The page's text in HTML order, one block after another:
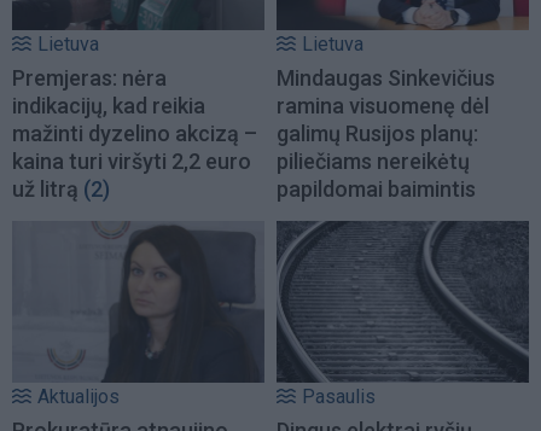
Lietuva
Premjeras: nėra
indikacijų, kad reikia
mažinti dyzelino akcizą –
kaina turi viršyti 2,2 euro
už litrą (2)
Lietuva
Mindaugas Sinkevičius
ramina visuomenę dėl
galimų Rusijos planų:
piliečiams nereikėtų
papildomai baimintis
Aktualijos Pasaulis